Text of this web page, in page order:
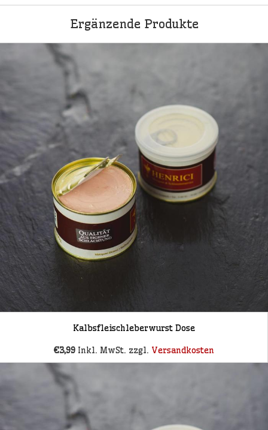
Ergänzende Produkte
Kalbsfleischleberwurst Dose
€3,99 Inkl. MwSt. zzgl. Versandkosten